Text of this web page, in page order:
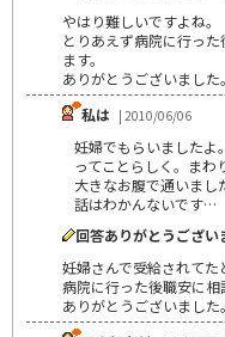
やはり難しいですよね。
とりあえず病院に行っ
ます。
ありがとうございました。
私は | 2010/06/06
妊婦でもらいましたよ
ってことらしく。ま
大きなお腹で通いまし
話はわかんないです…
回答ありがとうござい
妊婦さんで受給されてた
病院に行った後職安に相
ありがとうございました。